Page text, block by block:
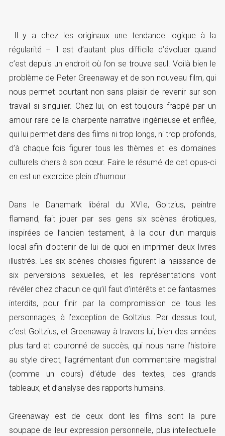
Il y a chez les originaux une tendance logique à la
régularité – il est d’autant plus difficile d’évoluer quand
c’est depuis un endroit où l’on se trouve seul. Voilà bien le
problème de Peter Greenaway et de son nouveau film, qui
nous permet pourtant non sans plaisir de revenir sur son
travail si singulier. Chez lui, on est toujours frappé par un
amour rare de la charpente narrative ingénieuse et enflée,
qui lui permet dans des films ni trop longs, ni trop profonds,
d’à chaque fois figurer tous les thèmes et les domaines
culturels chers à son cœur. Faire le résumé de cet opus-ci
en est un exercice plein d’humour :
Dans le Danemark libéral du XVIe, Goltzius, peintre
flamand, fait jouer par ses gens six scènes érotiques,
inspirées de l’ancien testament, à la cour d’un marquis
local afin d’obtenir de lui de quoi en imprimer deux livres
illustrés. Les six scènes choisies figurent la naissance de
six perversions sexuelles, et les représentations vont
révéler chez chacun ce qu’il faut d’intérêts et de fantasmes
interdits, pour finir par la compromission de tous les
personnages, à l’exception de Goltzius. Par dessus tout,
c’est Goltzius, et Greenaway à travers lui, bien des années
plus tard et couronné de succès, qui nous narre l’histoire
au style direct, l’agrémentant d’un commentaire magistral
(comme un cours) d’étude des textes, des grands
tableaux, et d’analyse des rapports humains.
Greenaway est de ceux dont les films sont la pure
soupape de leur expression personnelle, plus intellectuelle